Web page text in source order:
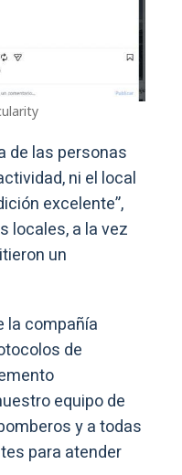
de las personas
ni el local
excelente”,
locales, a la vez
un
la compañía
de
equipo de
y a todas
para atender